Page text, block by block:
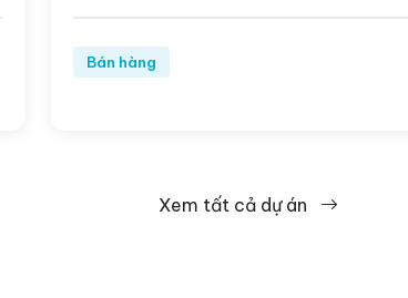
Bán hàng
Xem tất cả dự án